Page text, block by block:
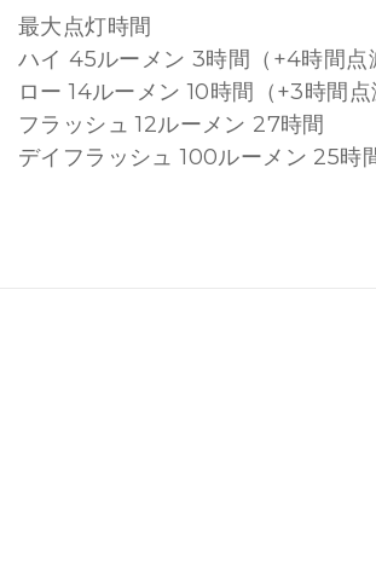
最大点灯時間
ハイ 45ルーメン 3時間（+4時間点
ロー 14ルーメン 10時間（+3時間点
フラッシュ 12ルーメン 27時間
デイフラッシュ 100ルーメン 25時